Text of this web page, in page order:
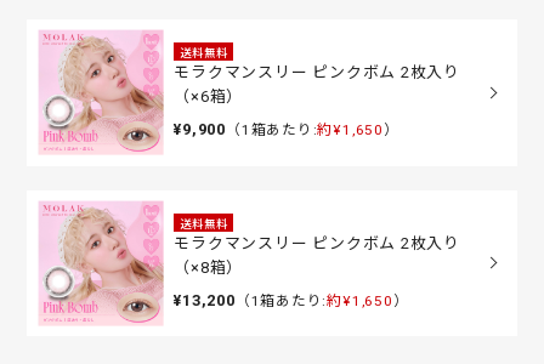
送料無料
モラクマンスリー ピンクボム 2枚入り
（×6箱）
¥9,900 （1箱あたり:約¥1,650 ）
送料無料
モラクマンスリー ピンクボム 2枚入り
（×8箱）
¥13,200 （1箱あたり:約¥1,650 ）